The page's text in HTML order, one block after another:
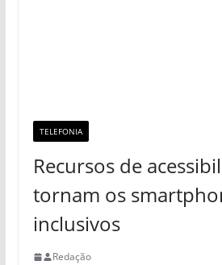
TELEFONIA
Recursos de
tornam os
inclusivos
Redação